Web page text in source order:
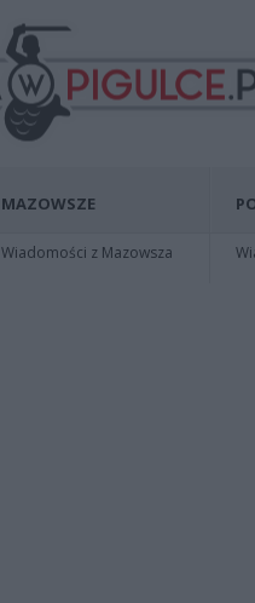
MAZOWSZE
Wiadomości z Mazowsza